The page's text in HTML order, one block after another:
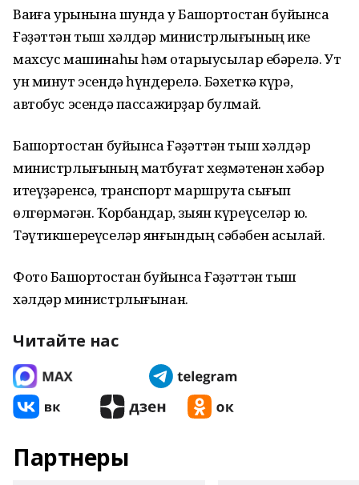
Ваҡиға урынына шунда уҡ Башҡортостан буйынса
Ғәҙәттән тыш хәлдәр министрлығының ике
махсус машинаһы һәм ҡотҡарыусылар ебәрелә. Ут
ун минут эсендә һүндерелә. Бәхеткә күрә,
автобус эсендә пассажирҙар булмай.
Башҡортостан буйынса Ғәҙәттән тыш хәлдәр
министрлығының матбуғат хеҙмәтенән хәбәр
итеүҙәренсә, транспорт маршрутҡа сығып
өлгөрмәгән. Ҡорбандар, зыян күреүселәр юҡ.
Тәүтикшереүселәр янғындың сәбәбен асыҡлай.
Фото Башҡортостан буйынса Ғәҙәттән тыш
хәлдәр министрлығынан.
Читайте нас
Партнеры